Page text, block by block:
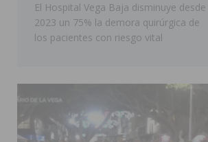
El Hospital Vega Baja disminuye desde
2023 un 75% la demora quirúrgica de
los pacientes con riesgo vital